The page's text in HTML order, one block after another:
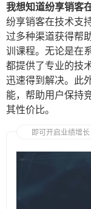
我想知道纷享销客
纷享销客在技术支
过多种渠道获得帮
训课程。无论是在
都提供了专业的技
迅速得到解决。此
能，帮助用户保持
其性价比。
即可开启业绩增长